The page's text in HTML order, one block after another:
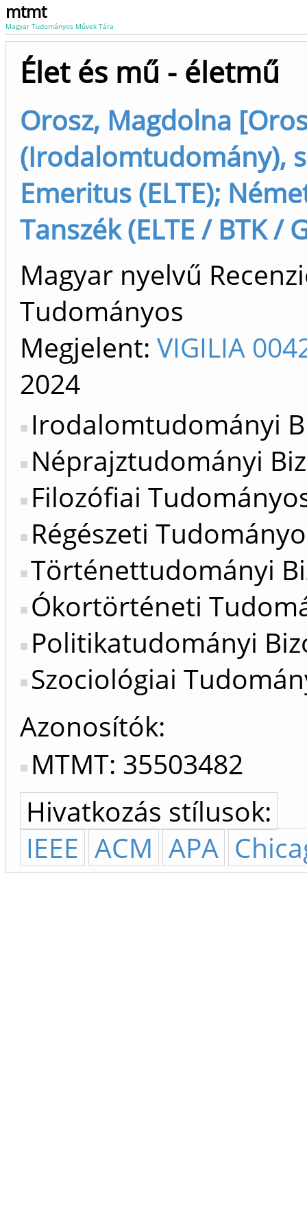
mtmt
Magyar Tudományos Művek Tára
Élet és mű - életmű
Orosz, Magdolna
(Irodalomtudomány),
Emeritus (ELTE);
Tanszék (ELTE / BTK /
Magyar nyelvű
Tudományos
Megjelent: VIGILIA
2024
Irodalomtudományi
Néprajztudományi
Filozófiai
Régészeti
Történettudományi
Ókortörténeti
Politikatudományi
Szociológiai
Azonosítók
MTMT: 35503482
Hivatkozás stílusok:
IEEE ACM APA